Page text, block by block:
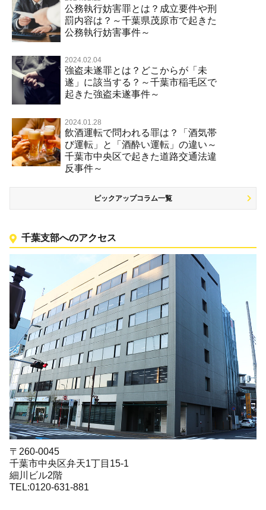
公務執行妨害罪とは？成立要件や刑
罰内容は？～千葉県茂原市で起きた
公務執行妨害事件～
2024.02.04
強盗未遂罪とは？どこからが「未
遂」に該当する？～千葉市稲毛区で
起きた強盗未遂事件～
2024.01.28
飲酒運転で問われる罪は？「酒気帯
び運転」と「酒酔い運転」の違い～
千葉市中央区で起きた道路交通法違
反事件～
ピックアップコラム一覧
千葉支部へのアクセス
〒260-0045
千葉市中央区弁天1丁目15-1
細川ビル2階
TEL:0120-631-881